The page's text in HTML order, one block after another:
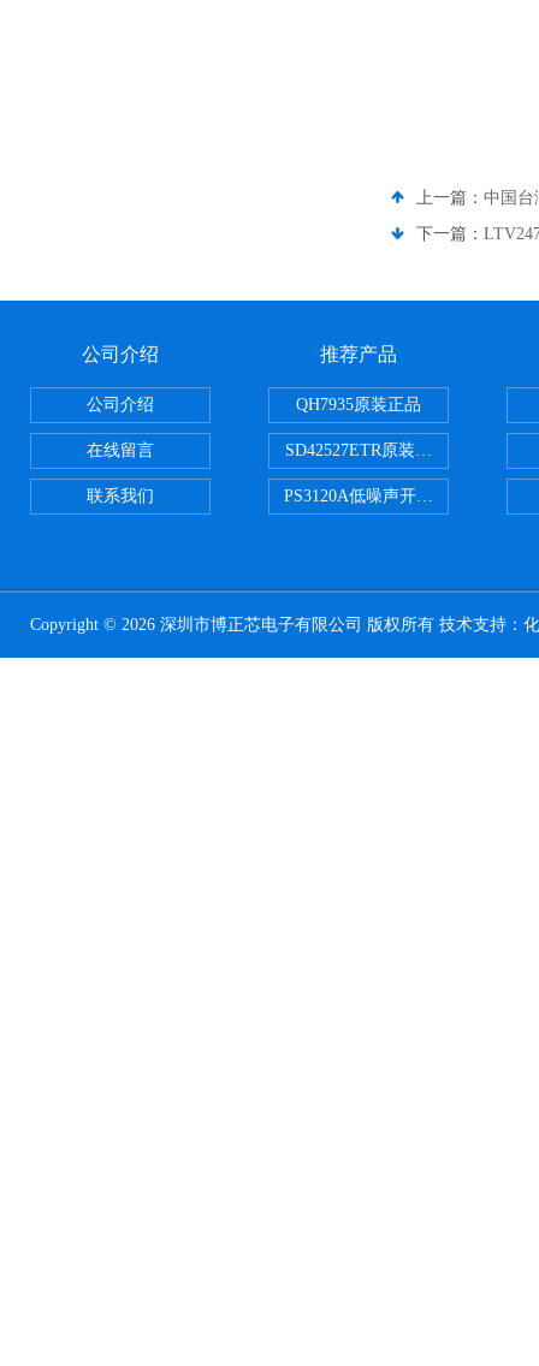
上一篇： 中国台
下一篇：
公司介绍
公司介绍
在线留言
联系我们
推荐产品
QH7935原装正品
SD42527ETR原装正品
PS3120A低噪声开关电容器原装正
Copyright © 2026 深圳市博正芯电子有限公司 版权所有 技术支持：